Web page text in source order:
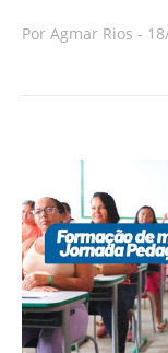
Por Agmar Rios -